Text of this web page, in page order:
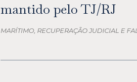
mantido pelo TJ/RJ
MARÍTIMO, RECUPERAÇÃO JUDICIAL E